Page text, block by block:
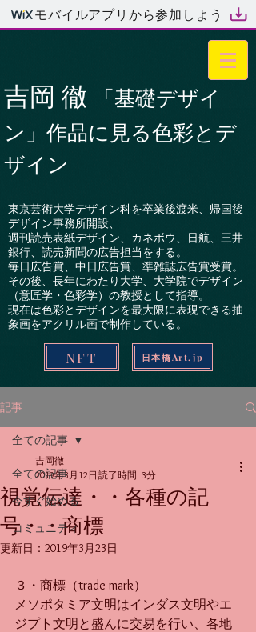
モバイルアプリから参加しよう
吉岡 徹
「基礎デザイ
ン」作品に見る色彩とデ
ザイン
東京芸術大学デザイン科を卒業後渡米、帰国後
デザイン事務所開設、
週刊読売表紙デザイン、カネボウ、日航、三井
銀行、読売新聞の広告担当をする。
毎日広告賞、中日広告賞、準雑誌広告賞受賞。
その後、長年にわたり大学、大学院でデザイン
（意匠学・色彩学）の教授として指導。
現在は色彩とデザインを最大限に表現できる抽
象画をアクリル画で制作している。
NFT 日本橋Art.jp
記事
全ての記事
今すぐ始める
コミュニティ
全ての記事
視覚伝達・・各種の記
号・・商標
吉岡徹
2019年3月12日 読了時間: 3分
更新日： 2019年3月23日
３・商標（trade mark）
メソポタミア文明はインダス文明やエ
ジプト文明と盛んに交易を行い、各地